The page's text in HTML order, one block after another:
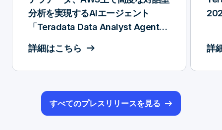
分析を実現するAIエージェント
「Teradata Data Analyst Agent」
詳細はこちら 詳
すべてのプレスリリースを見る